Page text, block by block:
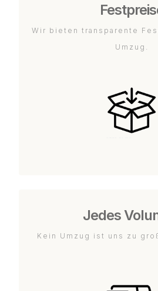
Wir bieten transparente
Umzug.
Jedes
Kein Umzug ist uns zu